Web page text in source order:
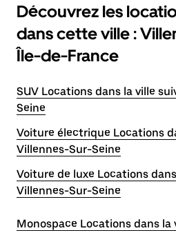
Découvrez les
dans cette ville :
Île-de-France
SUV Locations dans la ville
Seine
Voiture électrique Locations
Villennes-Sur-Seine
Voiture de luxe Locations
Villennes-Sur-Seine
Monospace Locations dans la